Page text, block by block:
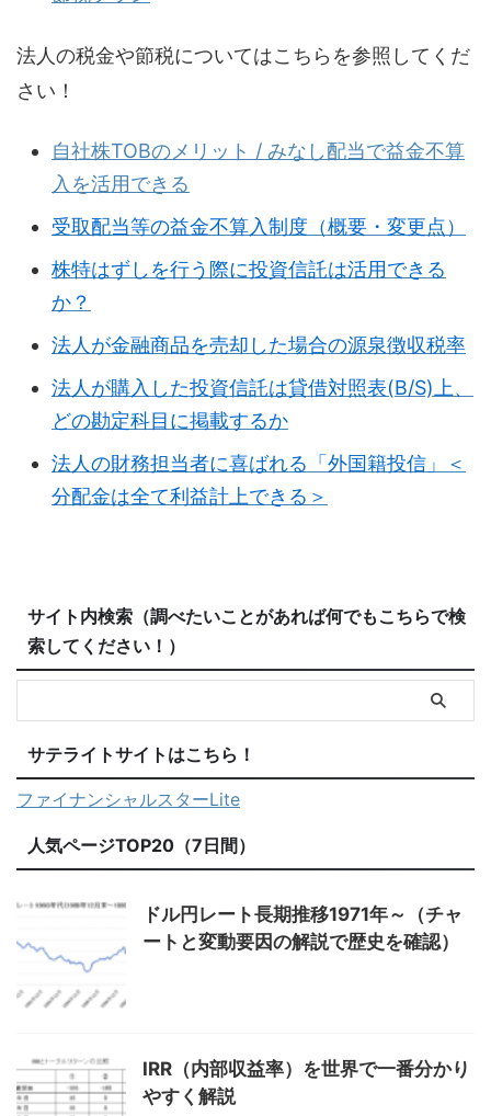
法人の税金や節税についてはこちらを参照してくだ
さい！
自社株TOBのメリット / みなし配当で益金不算
入を活用できる
受取配当等の益金不算入制度（概要・変更点）
株特はずしを行う際に投資信託は活用できる
か？
法人が金融商品を売却した場合の源泉徴収税率
法人が購入した投資信託は貸借対照表(B/S)上、
どの勘定科目に掲載するか
法人の財務担当者に喜ばれる「外国籍投信」＜
分配金は全て利益計上できる＞
サイト内検索（調べたいことがあれば何でもこちらで検
索してください！）
サテライトサイトはこちら！
ファイナンシャルスターLite
人気ページTOP20（7日間）
ドル円レート長期推移1971年～（チャ
ートと変動要因の解説で歴史を確認）
IRR（内部収益率）を世界で一番分かり
やすく解説